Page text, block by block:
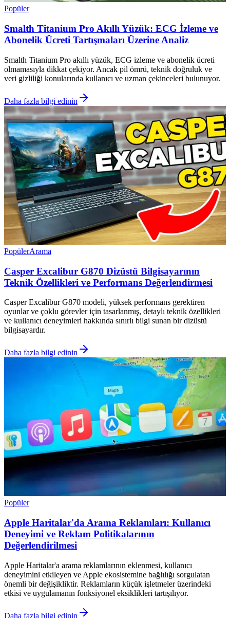
Popüler
Smalth Titanium Pro Akıllı Yüzük: ECG İzleme ve
Abonelik Ücreti Tartışmaları Üzerine Analiz
Smalth Titanium Pro akıllı yüzük, ECG izleme ve abonelik ücreti
olmamasıyla dikkat çekiyor. Ancak pil ömrü, teknik doğruluk ve
veri gizliliği konularında kullanıcı ve uzman çekinceleri bulunuyor.
Daha fazla bilgi edinin
PopülerArama
Casper Excalibur G870 Dizüstü Bilgisayarının
Teknik Özellikleri ve Performans Değerlendirmesi
Casper Excalibur G870 modeli, yüksek performans gerektiren
oyunlar ve çoklu görevler için tasarlanmış, detaylı teknik özellikleri
ve kullanıcı deneyimleri hakkında sınırlı bilgi sunan bir dizüstü
bilgisayardır.
Daha fazla bilgi edinin
Popüler
Apple Haritalar'da Arama Reklamları: Kullanıcı
Deneyimi ve Reklam Politikalarının
Değerlendirilmesi
Apple Haritalar'a arama reklamlarının eklenmesi, kullanıcı
deneyimini etkileyen ve Apple ekosistemine bağlılığı sorgulatan
önemli bir değişikliktir. Reklamların küçük işletmeler üzerindeki
etkisi ve uygulamanın fonksiyonel eksiklikleri tartışılıyor.
Daha fazla bilgi edinin